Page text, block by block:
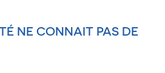
NE CONNAIT PAS DE